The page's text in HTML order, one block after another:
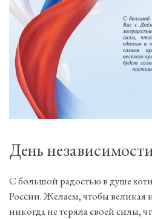
День
С большой радостью в душе
России. Желаем, чтобы великая
никогда не теряла своей силы,